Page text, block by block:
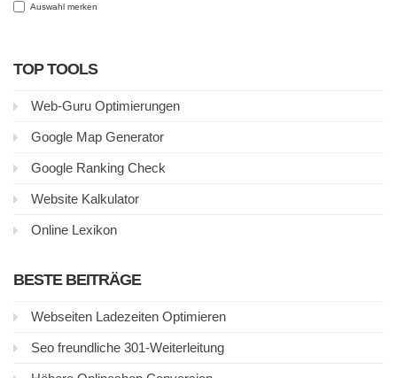
Auswahl merken
TOP TOOLS
Web-Guru Optimierungen
Google Map Generator
Google Ranking Check
Website Kalkulator
Online Lexikon
BESTE BEITRÄGE
Webseiten Ladezeiten Optimieren
Seo freundliche 301-Weiterleitung